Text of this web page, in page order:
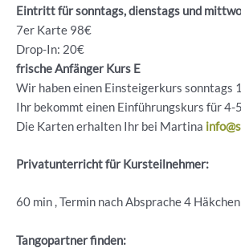
Eintritt für sonntags, dienstags und
7er Karte 98€
Drop-In: 20€
frische Anfänger Kurs E
Wir haben einen Einsteigerkurs sonntags
Ihr bekommt einen Einführungskurs für 4-
Die Karten erhalten Ihr bei Martina
Privatunterricht für Kursteilnehmer:
60 min , Termin nach Absprache 4
Tangopartner finden: